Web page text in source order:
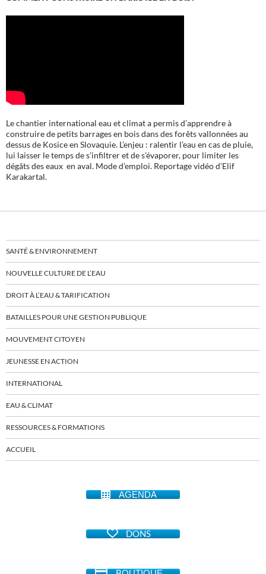
Le chantier international eau et climat a permis d’apprendre à
construire de petits barrages en bois dans des forêts vallonnées au
dessus de Kosice en Slovaquie. L’enjeu : ralentir l’eau en cas de pluie,
lui laisser le temps de s’infiltrer et de s’évaporer, pour limiter les
dégâts des eaux en aval. Mode d’emploi. Reportage vidéo d’Elif
Karakartal.
SANTÉ & ENVIRONNEMENT
NOUVELLE CULTURE DE L’EAU
DROIT À L’EAU & TARIFICATION
BATAILLES POUR UNE GESTION PUBLIQUE
MOUVEMENT CITOYEN
JEUNESSE EN ACTION
INTERNATIONAL
EAU & CLIMAT
RESSOURCES & FORMATIONS
ACCUEIL
AGENDA
DONS